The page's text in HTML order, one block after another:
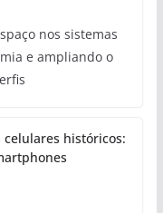
nos sistemas
e ampliando o
celulares históricos: